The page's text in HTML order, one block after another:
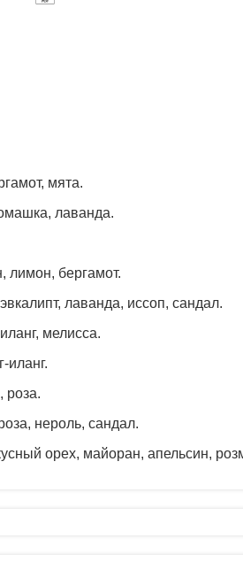
мята.
лаванда.
лимон, бергамот.
лаванда, иссоп, сандал.
мелисса.
иланг.
роза.
нероль, сандал.
орех, майоран, апельсин,